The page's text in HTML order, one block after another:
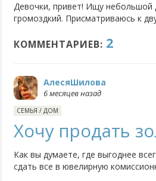
Девочки, привет! Ищу небольшой
громоздкий. Присматриваюсь к
посоветуете интересное?
КОММЕНТАРИЕВ: 2
АлесяШилова
6 месяцев назад
СЕМЬЯ / ДОМ
Хочу продать
Как вы думаете, где выгоднее
сдать все в ювелирную